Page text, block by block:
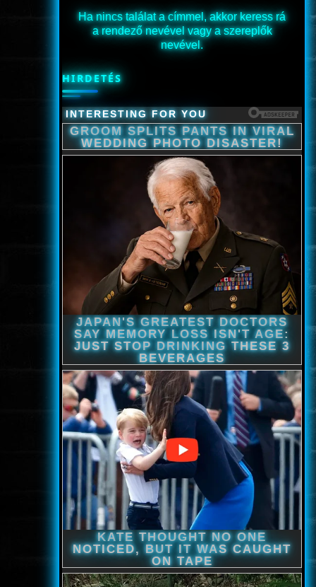
Ha nincs találat a címmel, akkor keress rá
a rendező nevével vagy a szereplők
nevével.
HIRDETÉS